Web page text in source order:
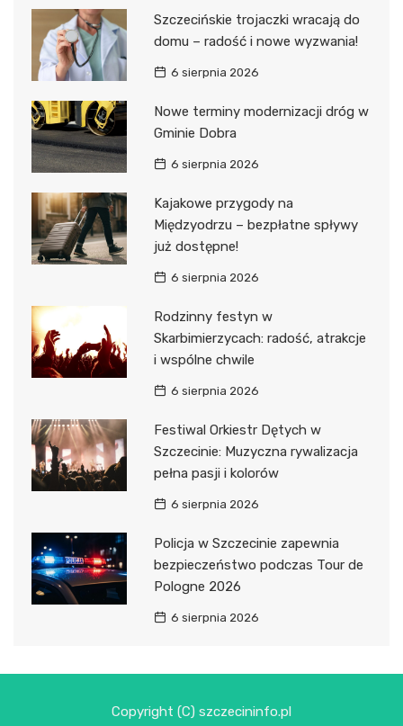
Szczecińskie trojaczki wracają do
domu – radość i nowe wyzwania!
6 sierpnia 2026
Nowe terminy modernizacji dróg w
Gminie Dobra
6 sierpnia 2026
Kajakowe przygody na
Międzyodrzu – bezpłatne spływy
już dostępne!
6 sierpnia 2026
Rodzinny festyn w
Skarbimierzycach: radość, atrakcje
i wspólne chwile
6 sierpnia 2026
Festiwal Orkiestr Dętych w
Szczecinie: Muzyczna rywalizacja
pełna pasji i kolorów
6 sierpnia 2026
Policja w Szczecinie zapewnia
bezpieczeństwo podczas Tour de
Pologne 2026
6 sierpnia 2026
Copyright (C) szczecininfo.pl